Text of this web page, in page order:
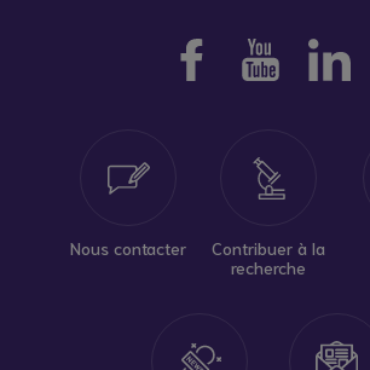
Nous contacter
Contribuer à la
recherche